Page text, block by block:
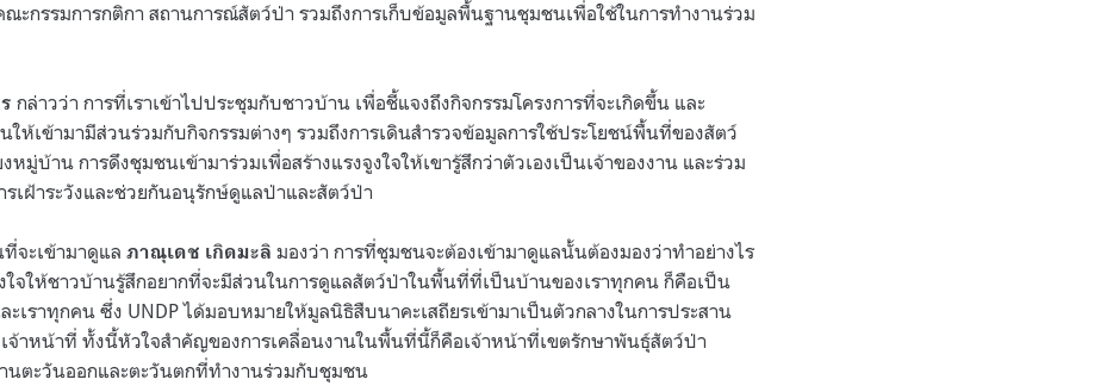
ะกรรมการกติกา สถานการณ์สัตว์ป่า รวมถึงการเก็บข้อมูลพื้นฐานชุมชนเพื่อใช้ในการทำงานร่วม
กล่าวว่า การที่เราเข้าไปประชุมกับชาวบ้าน เพื่อชี้แจงถึงกิจกรรมโครงการที่จะเกิดขึ้น และ
ห้เข้ามามีส่วนร่วมกับกิจกรรมต่างๆ รวมถึงการเดินสำรวจข้อมูลการใช้ประโยชน์พื้นที่ของสัตว์
หมู่บ้าน การดึงชุมชนเข้ามาร่วมเพื่อสร้างแรงจูงใจให้เขารู้สึกว่าตัวเองเป็นเจ้าของงาน และร่วม
เฝ้าระวังและช่วยกันอนุรักษ์ดูแลป่าและสัตว์ป่า
จะเข้ามาดูแล ภาณุเดช เกิดมะลิ มองว่า การที่ชุมชนจะต้องเข้ามาดูแลนั้นต้องมองว่าทำอย่างไร
ใจให้ชาวบ้านรู้สึกอยากที่จะมีส่วนในการดูแลสัตว์ป่าในพื้นที่ที่เป็นบ้านของเราทุกคน ก็คือเป็น
เราทุกคน ซึ่ง UNDP ได้มอบหมายให้มูลนิธิสืบนาคะเสถียรเข้ามาเป็นตัวกลางในการประสาน
จ้าหน้าที่ ทั้งนี้หัวใจสำคัญของการเคลื่อนงานในพื้นที่นี้ก็คือเจ้าหน้าที่เขตรักษาพันธุ์สัตว์ป่า
นตะวันออกและตะวันตกที่ทำงานร่วมกับชุมชน